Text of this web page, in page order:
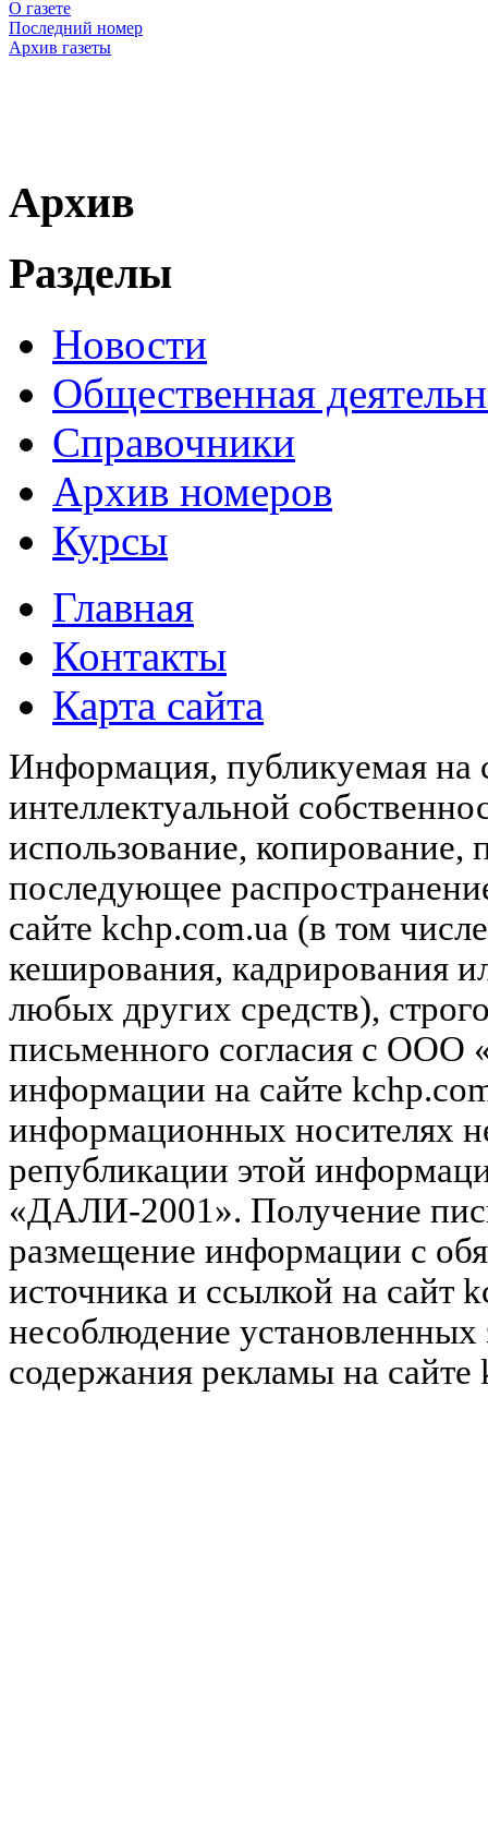
О газете
Последний номер
Архив газеты
Архив
Разделы
Новости
Общественная
Справочники
Архив номеров
Курсы
Главная
Контакты
Карта сайта
Информация, публикуемая на
интеллектуальной
использование, копирование,
последующее
сайте kchp.com.ua (в том
кеширования, кадрирования
любых других средств),
письменного согласия с
информации на сайте
информационных носителях
републикации этой
«ДАЛИ-2001». Получение
размещение информации с
источника и ссылкой на сайт
несоблюдение установленных
содержания рекламы на сайте